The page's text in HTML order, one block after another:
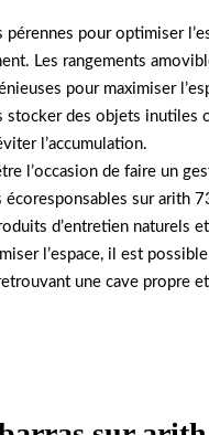
pour optimiser
Les rangements
pour maximiser
stocker des objets inutiles
l’accumulation.
l’occasion de faire un
écoresponsables sur arith
d’entretien naturels
l’espace, il est
une cave propre et